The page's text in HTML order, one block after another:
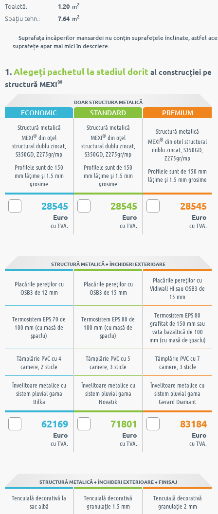
Toaletă: 1.20 m2
Spațiu tehn.: 7.64 m2
Suprafața încăperilor mansardei nu conțin suprafețele înclinate, astfel
suprafețe apar mai mici în descriere.
1.Alegeți pachetul la stadiul dorit al construcției pe
structură MEXI®
DOAR STRUCTURA METALICĂ
ECONOMIC STANDARD PREMIUM
Structură metalică
MEXI® din oţel
structural dublu zincat,
S350GD, Z275gr/mp
Profilele sunt de 150
mm lăţime şi 1.5 mm
grosime
Structură metalică
MEXI® din oţel
structural dublu zincat,
S350GD, Z275gr/mp
Profilele sunt de 150
mm lăţime şi 1.5 mm
grosime
Structură metalică
MEXI® din otel structural
dublu zincat, S350GD,
Z275gr/mp
Profilele sunt de 150 mm
lăţime şi 1.5 mm grosime
28545
Euro
cu TVA.
28545
Euro
cu TVA.
28545
Euro
cu TVA.
STRUCTURĂ METALICĂ + ÎNCHIDERI EXTERIOARE
Placările pereţilor cu
OSB3 de 12 mm
Placările pereţilor cu
OSB3 de 15 mm
Placările pereţilor cu
Vidiwall HI sau OSB3 de
15 mm
Termosistem EPS 70 de
100 mm (cu masă de
şpaclu)
Termosistem EPS 80 de
100 mm (cu masă de
şpaclu)
Termosistem EPS 80
grafitat de 150 mm sau
vata bazaltică de 100
mm (cu masă de şpaclu)
Tâmplărie PVC cu 4
camere, 2 sticle
Tâmplărie PVC cu 5
camere, 3 sticle
Tâmplărie PVC cu 7
camere, 3 sticle
Învelitoare metalice cu
sistem pluvial gama
Bilka
Învelitoare metalice cu
sistem pluvial gama
Novatik
Învelitoare metalice cu
sistem pluvial gama
Gerard Diamant
62169
Euro
cu TVA.
71801
Euro
cu TVA.
83184
Euro
cu TVA.
STRUCTURĂ METALICĂ + ÎNCHIDERI EXTERIOARE + FINISAJ
Tencuială decorativă la
sac albă
Tencuială decorativă
granulaţie 1.5 mm
Tencuială decorativă
granulaţie 2 mm